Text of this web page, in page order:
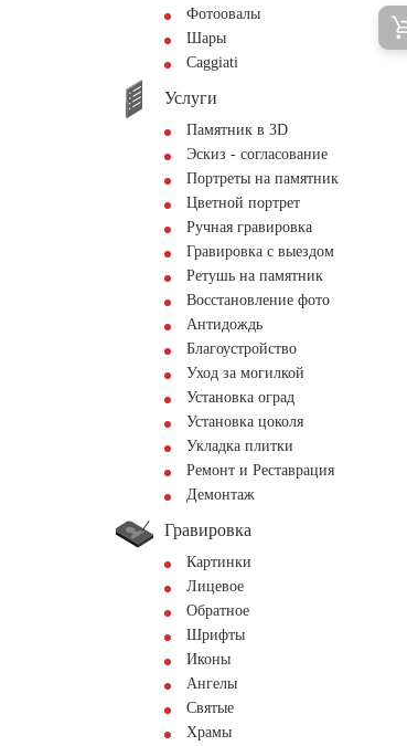
Фотоовалы
Шары
Сaggiati
Услуги
Памятник в 3D
Эскиз - согласование
Портреты на памятник
Цветной портрет
Ручная гравировка
Гравировка с выездом
Ретушь на памятник
Восстановление фото
Антидождь
Благоустройство
Уход за могилкой
Установка оград
Установка цоколя
Укладка плитки
Ремонт и Реставрация
Демонтаж
Гравировка
Картинки
Лицевое
Обратное
Шрифты
Иконы
Ангелы
Святые
Храмы